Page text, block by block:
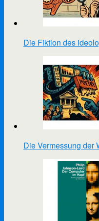
Die Fiktion des
Die Vermessung der